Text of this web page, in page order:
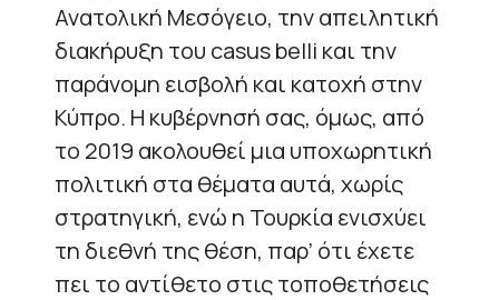
Ανατολική Μεσόγειο, την απειλητική
διακήρυξη του casus belli και την
παράνομη εισβολή και κατοχή στην
Κύπρο. Η κυβέρνησή σας, όμως, από
το 2019 ακολουθεί μια υποχωρητική
πολιτική στα θέματα αυτά, χωρίς
στρατηγική, ενώ η Τουρκία ενισχύει
τη διεθνή της θέση, παρ’ ότι έχετε
πει το αντίθετο στις τοποθετήσεις